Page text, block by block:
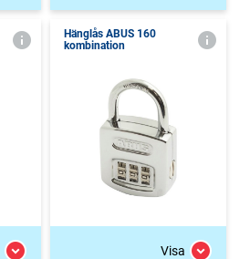
Hänglås ABUS 160
kombination
Visa